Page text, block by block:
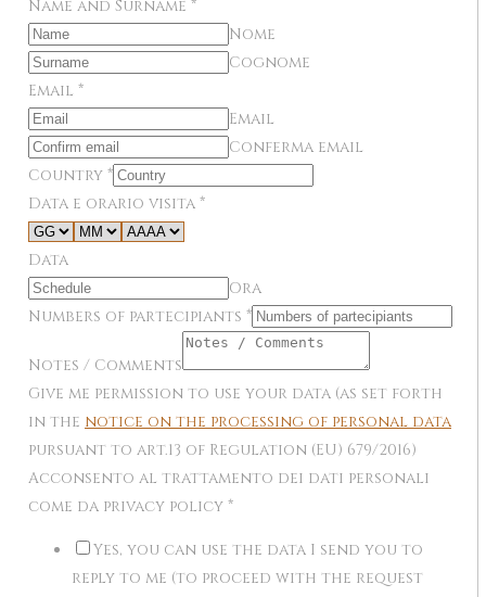
Name and Surname *
Nome
Cognome
Email *
Email
Conferma email
Country *
Data e orario visita *
Data
Ora
Numbers of partecipiants *
Notes / Comments
Give me permission to use your data (as set forth
in the notice on the processing of personal data
pursuant to art.13 of Regulation (EU) 679/2016)
Acconsento al trattamento dei dati personali
come da privacy policy *
Yes, you can use the data I send you to
reply to me (to proceed with the request